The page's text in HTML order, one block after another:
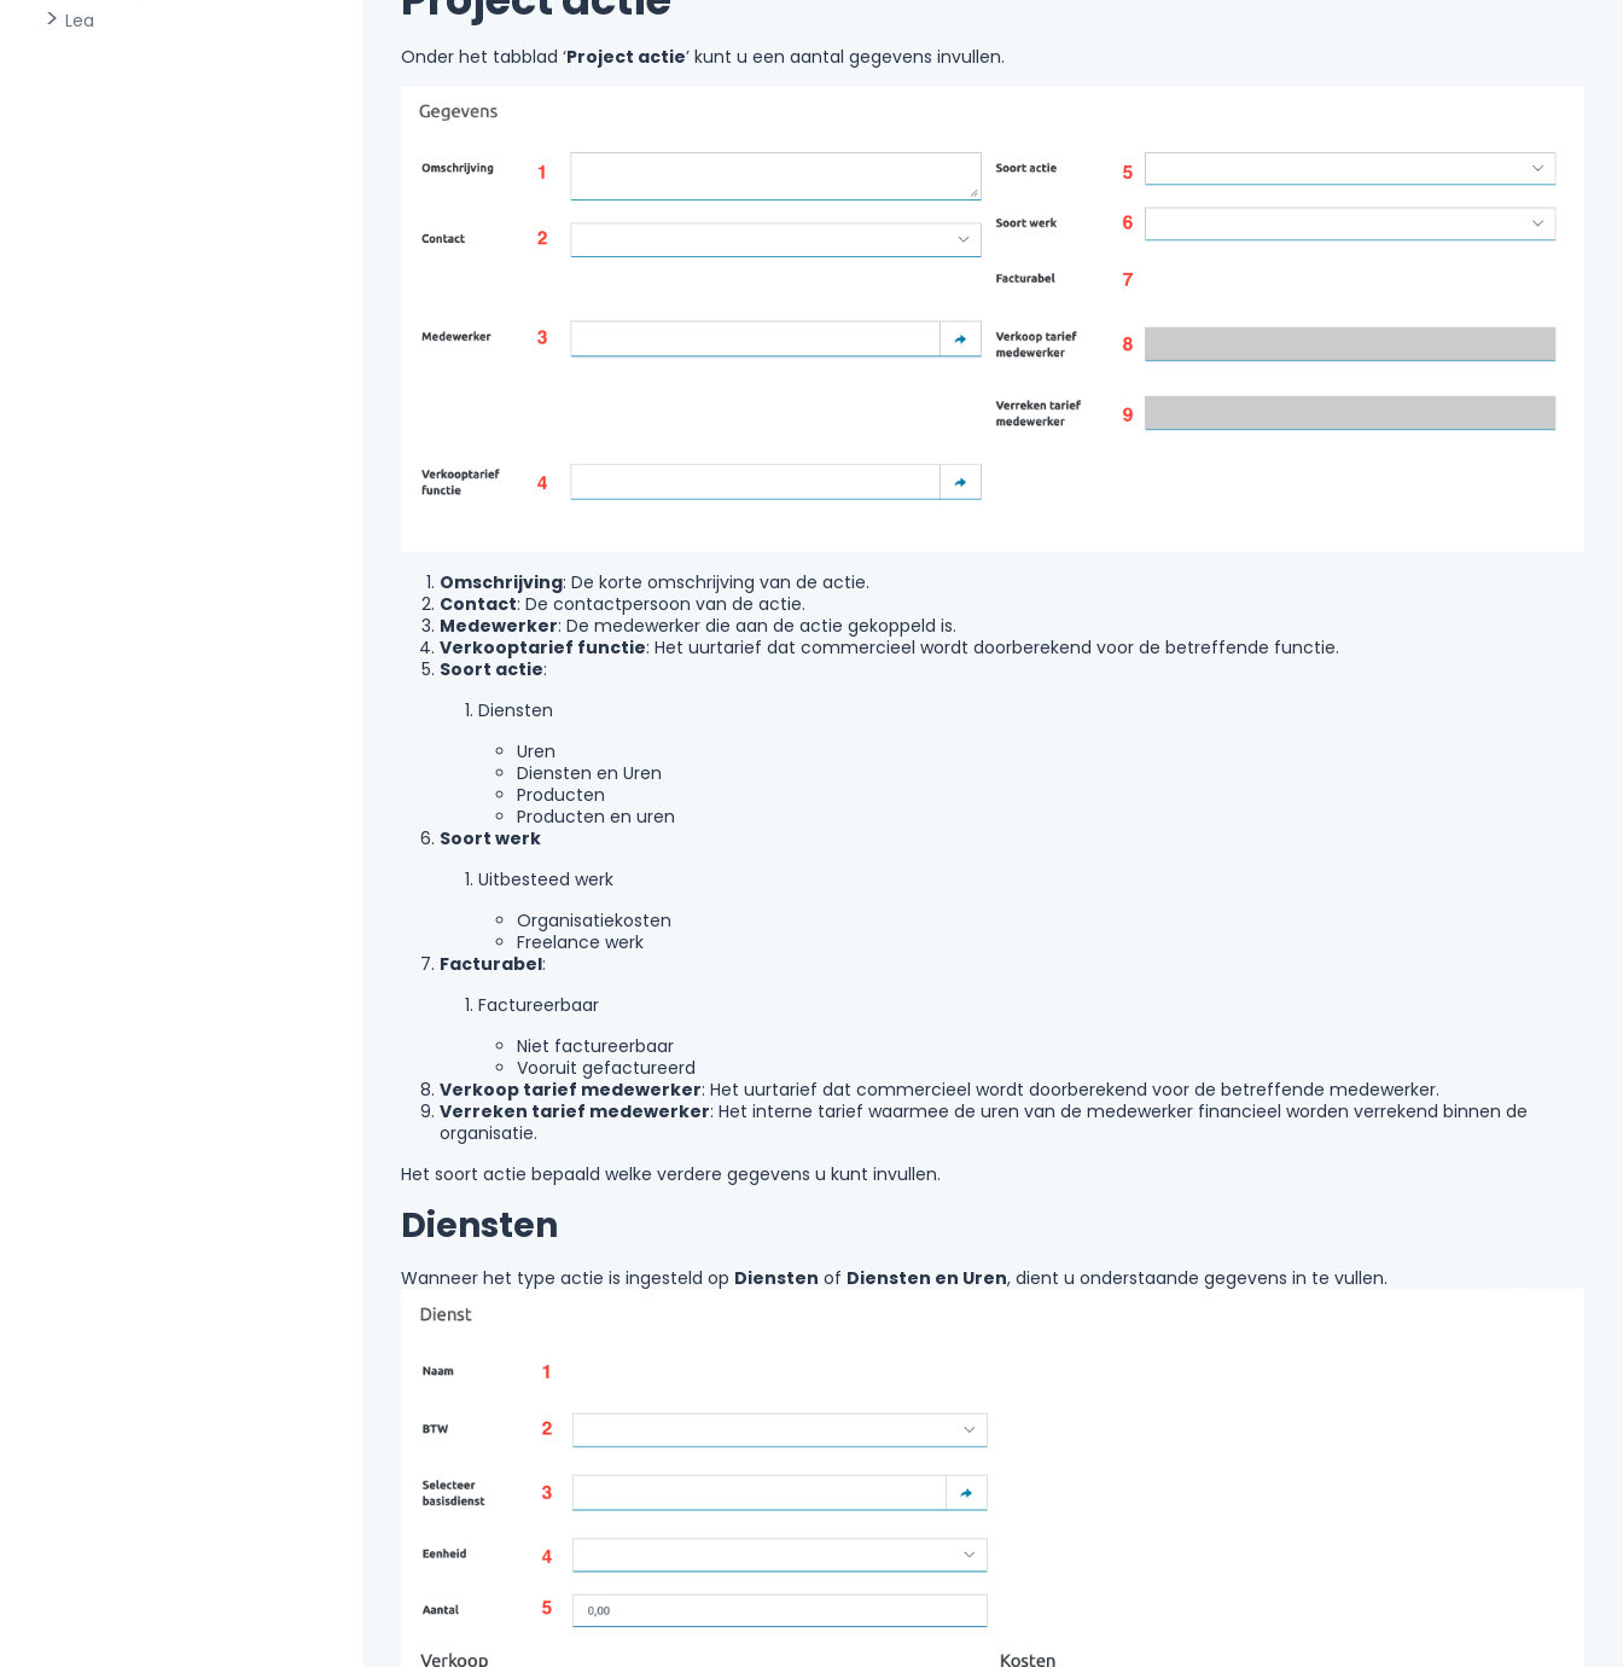
Lea
Onder het tabblad ‘Project actie’ kunt u een aantal gegevens invullen.
Omschrijving: De korte omschrijving van de actie.
Contact: De contactpersoon van de actie.
Medewerker: De medewerker die aan de actie gekoppeld is.
Verkooptarief functie: Het uurtarief dat commercieel wordt doorberekend voor de betreffende functie.
Soort actie:
Diensten
Uren
Diensten en Uren
Producten
Producten en uren
Soort werk
Uitbesteed werk
Organisatiekosten
Freelance werk
Facturabel:
Factureerbaar
Niet factureerbaar
Vooruit gefactureerd
Verkoop tarief medewerker: Het uurtarief dat commercieel wordt doorberekend voor de betreffende medewerker.
Verreken tarief medewerker: Het interne tarief waarmee de uren van de medewerker financieel worden verrekend binnen de
organisatie.
Het soort actie bepaald welke verdere gegevens u kunt invullen.
Diensten
Wanneer het type actie is ingesteld op Diensten of Diensten en Uren, dient u onderstaande gegevens in te vullen.